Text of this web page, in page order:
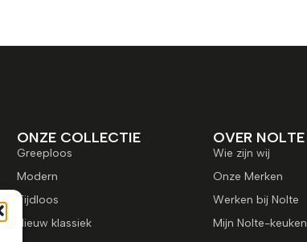
ONZE COLLECTIE
Greeploos
Modern
Tijdloos
Nieuw klassiek
OVER NOLTE
Wie zijn wij
Onze Merken
Werken bij Nolte
Mijn Nolte-keuken